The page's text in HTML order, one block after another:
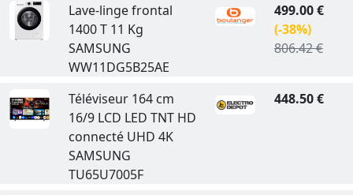
Lave-linge frontal
1400 T 11 Kg
SAMSUNG
WW11DG5B25AE
499.00 €
(-38%)
806.42 €
Téléviseur 164 cm
16/9 LCD LED TNT HD
connecté UHD 4K
SAMSUNG
TU65U7005F
448.50 €